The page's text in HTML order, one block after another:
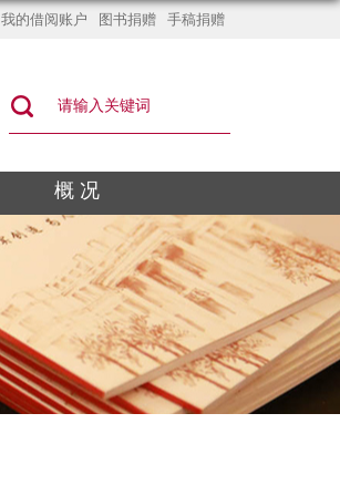
我的借阅账户 图书捐赠 手稿捐赠
概 况